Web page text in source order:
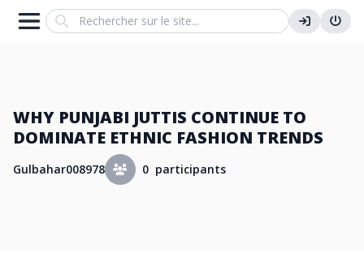
Search
WHY PUNJABI JUTTIS CONTINUE TO
DOMINATE ETHNIC FASHION TRENDS
Gulbahar008978 0 participants